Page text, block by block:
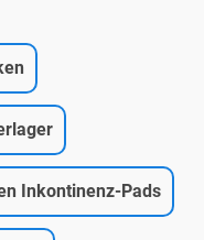
Inkontinenz-Pads